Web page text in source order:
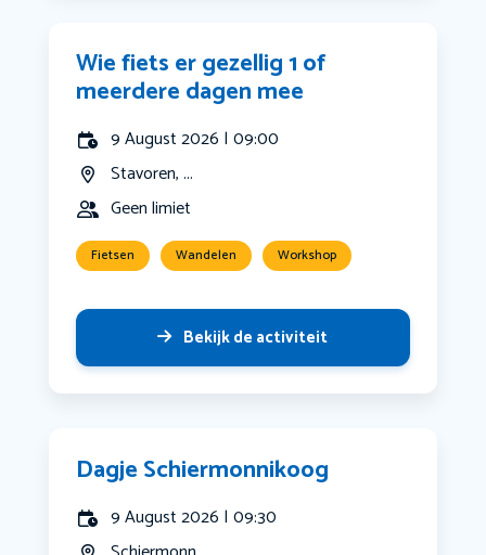
Wie fiets er gezellig 1 of
meerdere dagen mee
9 August 2026 | 09:00
Stavoren, ...
Geen limiet
Fietsen Wandelen Workshop
Bekijk de activiteit
Dagje Schiermonnikoog
9 August 2026 | 09:30